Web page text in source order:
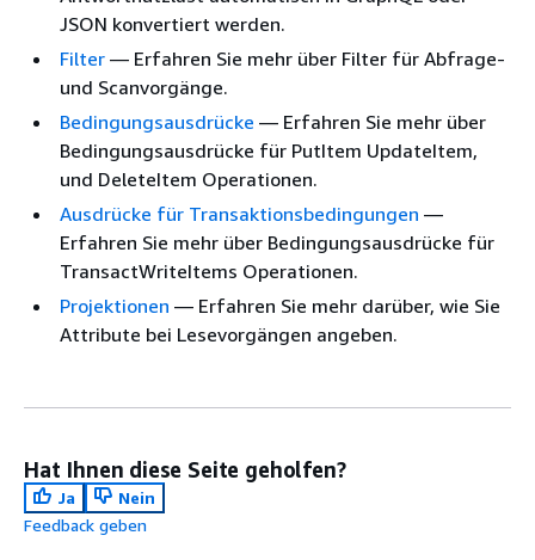
JSON konvertiert werden.
Filter — Erfahren Sie mehr über Filter für Abfrage-
und Scanvorgänge.
Bedingungsausdrücke — Erfahren Sie mehr über
Bedingungsausdrücke für PutItem UpdateItem,
und DeleteItem Operationen.
Ausdrücke für Transaktionsbedingungen —
Erfahren Sie mehr über Bedingungsausdrücke für
TransactWriteItems Operationen.
Projektionen — Erfahren Sie mehr darüber, wie Sie
Attribute bei Lesevorgängen angeben.
Hat Ihnen diese Seite geholfen?
Ja
Nein
Feedback geben